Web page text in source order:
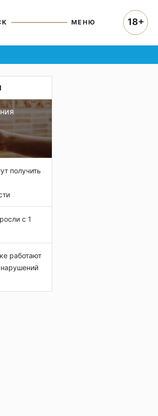
МЕНЮ
получить
с 1
работают
18+